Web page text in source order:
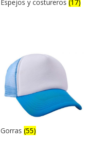
Espejos y costureros(17)
Gorras(55)